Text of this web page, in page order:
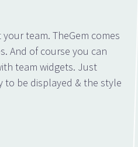
team. TheGem comes
And of course you can
team widgets. Just
to be displayed & the style